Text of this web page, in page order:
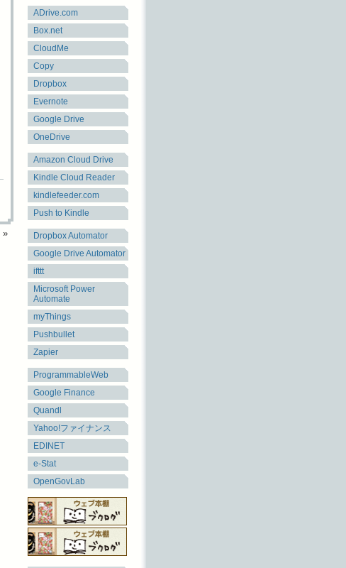
»
ADrive.com
Box.net
CloudMe
Copy
Dropbox
Evernote
Google Drive
OneDrive
Amazon Cloud Drive
Kindle Cloud Reader
kindlefeeder.com
Push to Kindle
Dropbox Automator
Google Drive Automator
ifttt
Microsoft Power
Automate
myThings
Pushbullet
Zapier
ProgrammableWeb
Google Finance
Quandl
Yahoo!ファイナンス
EDINET
e-Stat
OpenGovLab